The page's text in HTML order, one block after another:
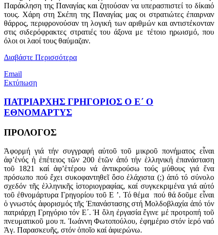
Παράκληση της Παναγίας και ζητούσαν να υπερασπιστεί το δίκαιό
τους. Χάρη στη Σκέπη της Παναγίας μας οι στρατιώτες έπαιρναν
θάρρος, περιφρονούσαν τη λογική των αριθμών και αντιστέκονταν
στις σιδερόφρακτες στρατιές του άξονα με τέτοιο ηρωισμό, που
όλοι οι λαοί τους θαύμαζαν.
Διαβάστε Περισσότερα
Email
Εκτύπωση
ΠΑΤΡΙΑΡΧΗΣ ΓΡΗΓΟΡΙΟΣ Ο Ε΄ Ο
ΕΘΝΟΜΑΡΤΥΣ
ΠΡΟΛΟΓΟΣ
Ἀφορμή γιά τήν συγγραφή αὐτοῦ τοῦ μικροῦ πονήματος εἶναι
ἀφ’ἑνός ἡ ἐπέτειος τῶν 200 ἐτῶν ἀπό τήν ἑλληνική ἐπανάσταση
τοῦ 1821 καί ἀφ’ἑτέρου νά ἀντικρούσω τούς μύθους γιά ἕνα
πρόσωπο πού ἔχει συκοφαντηθεῖ ὅσο ἐλάχιστα (;) ἀπό τό σύνολο
σχεδόν τῆς ἑλληνικῆς ἱστοριογραφίας, καί συγκεκριμένα γιά αὐτό
τοῦ ἐθνομάρτυρα Γρηγορίου τοῦ Ε ’. Τό θέμα πού θά δοῦμε εἶναι
ὁ γνωστός ἀφορισμός τῆς Ἐπανάστασης στή Μολδοβλαχία ἀπό τόν
πατριάρχη Γρηγόριο τόν Ε΄. Ἡ ὅλη ἐργασία ἔγινε μέ προτροπή τοῦ
πνευματικοῦ μου π. Ἰωάννη Φωτοπούλου, ἐφημέριο στόν ἱερό ναό
Ἁγ. Παρασκευῆς, στόν ὁποῖο καί ἀφιερώνω.